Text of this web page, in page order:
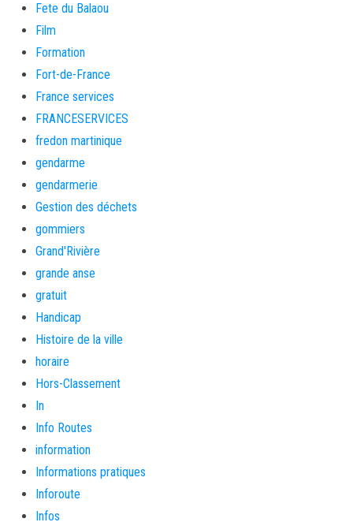
Fete du Balaou
Film
Formation
Fort-de-France
France services
FRANCESERVICES
fredon martinique
gendarme
gendarmerie
Gestion des déchets
gommiers
Grand'Rivière
grande anse
gratuit
Handicap
Histoire de la ville
horaire
Hors-Classement
In
Info Routes
information
Informations pratiques
Inforoute
Infos